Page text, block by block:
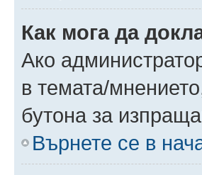
Как мога да
Ако
в темата/
бутона за
Върнете се в